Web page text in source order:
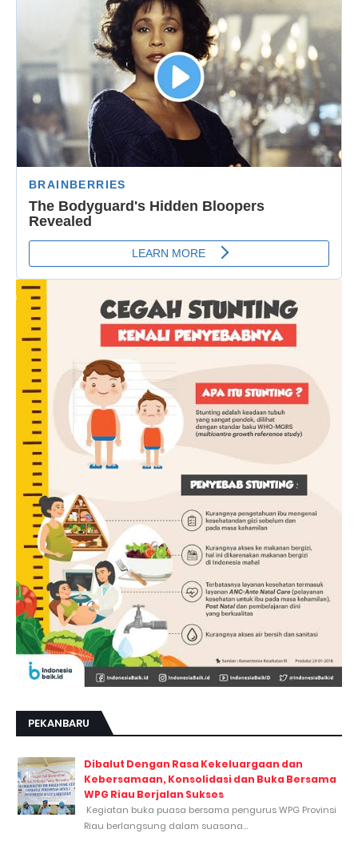
PEKANBARU
Dibalut Dengan Rasa Kekeluargaan dan
Kebersamaan, Konsolidasi dan Buka Bersama
WPG Riau Berjalan Sukses
Kegiatan buka puasa bersama pengurus WPG Provinsi
Riau berlangsung dalam suasana...